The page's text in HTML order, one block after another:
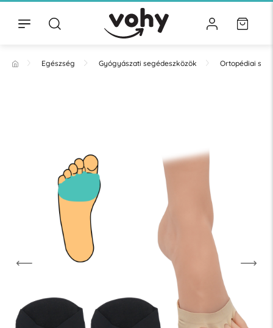
Egészség Gyógyászati segédeszközök Ortopédiai